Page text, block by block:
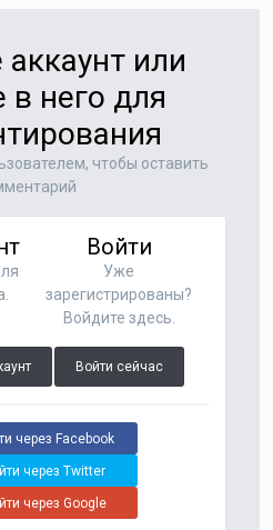
или
в него для
чтобы оставить
Войти
Уже
зарегистрированы?
Войдите здесь.
Войти сейчас
через Facebook
через Twitter
через Google